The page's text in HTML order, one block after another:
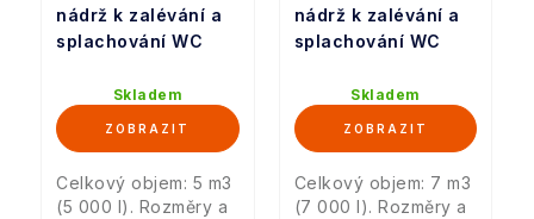
nádrž k zalévání a
splachování WC
Skladem
Celkový objem: 5 m3
(5 000 l). Rozměry a
nádrž k zalévání a
splachování WC
Skladem
Celkový objem: 7 m3
(7 000 l). Rozměry a